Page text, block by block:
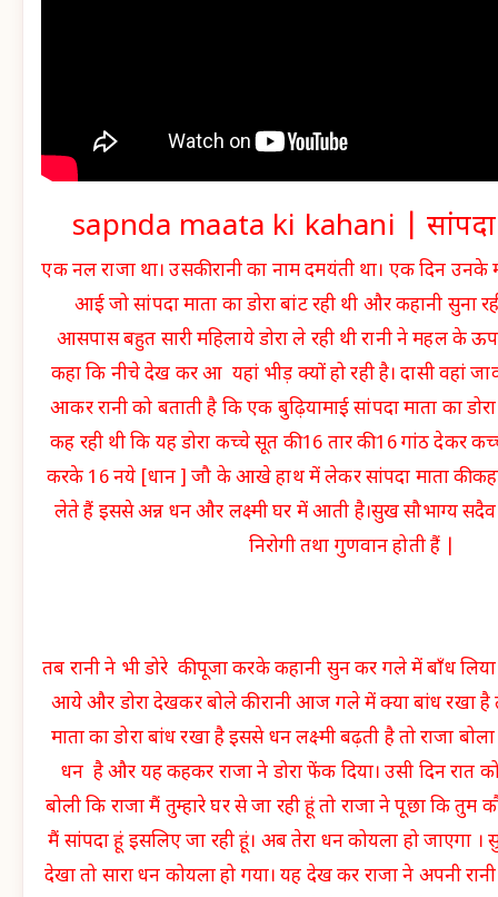
sapnda maata ki kahani | सांपदा
एक नल राजा था। उसकी रानी का नाम दमयंती था। एक दिन उनके
आई जो सांपदा माता का डोरा बांट रही थी और कहानी सुना
आसपास बहुत सारी महिलाये डोरा ले रही थी रानी ने महल के
कहा कि नीचे देख कर आ यहां भीड़ क्यों हो रही है। दासी वहां
आकर रानी को बताती है कि एक बुढ़ियामाई सांपदा माता का डोरा
कह रही थी कि यह डोरा कच्चे सूत की 16 तार की 16 गांठ देकर
करके 16 नये [धान ] जौ के आखे हाथ में लेकर सांपदा माता की
लेते हैं इससे अन्न धन और लक्ष्मी घर में आती है।सुख सौभाग्य सदैव
निरोगी तथा गुणवान होती हैं |
तब रानी ने भी डोरे की पूजा करके कहानी सुन कर गले में बाँध
आये और डोरा देखकर बोले की रानी आज गले में क्या बांध रखा है तो
माता का डोरा बांध रखा है इससे धन लक्ष्मी बढ़ती है तो राजा
धन है और यह कहकर राजा ने डोरा फेंक दिया। उसी दिन रात
बोली कि राजा मैं तुम्हारे घर से जा रही हूं तो राजा ने पूछा कि तुम
मैं सांपदा हूं इसलिए जा रही हूं। अब तेरा धन कोयला हो जाएगा
देखा तो सारा धन कोयला हो गया। यह देख कर राजा ने अपनी